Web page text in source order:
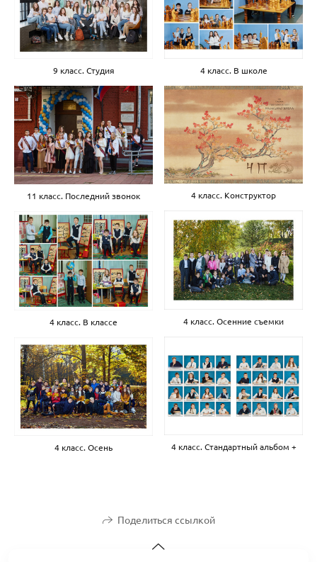
9 класс. Студия 4 класс. В школе
11 класс. Последний звонок 4 класс. Конструктор
4 класс. Осенние съемки
4 класс. В классе
4 класс. Стандартный альбом +
4 класс. Осень
Поделиться ссылкой